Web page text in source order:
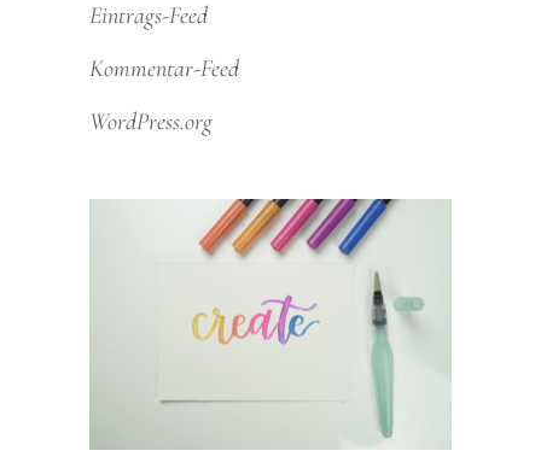
Eintrags-Feed
Kommentar-Feed
WordPress.org